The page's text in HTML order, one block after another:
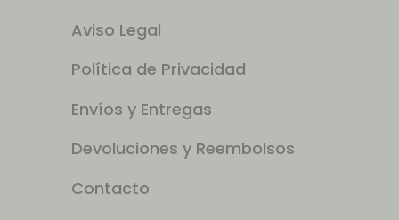
Aviso Legal
Política de Privacidad
Envíos y Entregas
Devoluciones y Reembolsos
Contacto